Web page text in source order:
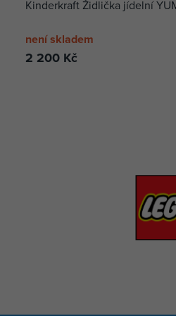
Kinderkraft Židlička jídelní
není skladem
2 200 Kč